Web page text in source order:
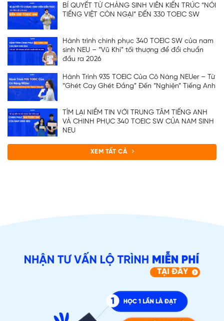
BÍ QUYẾT TỪ CHÀNG SINH VIÊN KIẾN TRÚC “NÓI
TIẾNG VIỆT CÒN NGẠI” ĐẾN 330 TOEIC SW
Hành trình chinh phục 340 TOEIC SW của nam
sinh NEU – “Vũ Khí” tối thượng để đổi chuẩn
đầu ra 2026
Hành Trình 935 TOEIC Của Cô Nàng NEUer – Từ
“Ghét Cay Ghét Đắng” Đến “Nghiện” Tiếng Anh
TÌM LẠI NIỀM TIN VỚI TRUNG TÂM TIẾNG ANH
VÀ CHINH PHỤC 340 TOEIC SW CỦA NAM SINH
NEU
XEM TẤT CẢ